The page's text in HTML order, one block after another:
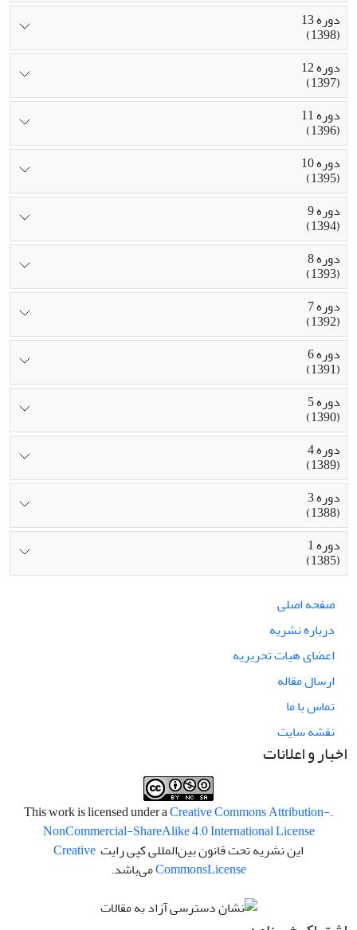
دوره 13
(1398)
دوره 12
(1397)
دوره 11
(1396)
دوره 10
(1395)
دوره 9
(1394)
دوره 8
(1393)
دوره 7
(1392)
دوره 6
(1391)
دوره 5
(1390)
دوره 4
(1389)
دوره 3
(1388)
دوره 1
(1385)
صفحه اصلی
درباره نشریه
اعضای هیات تحریریه
ارسال مقاله
تماس با ما
نقشه سایت
اخبار و اعلانات
.This work is licensed under a
Creative Commons Attribution-
NonCommercial-ShareAlike 4.0 International License
این نشریه تحت قانون بین‌المللی کپی رایت Creative
CommonsLicense می‌باشد.